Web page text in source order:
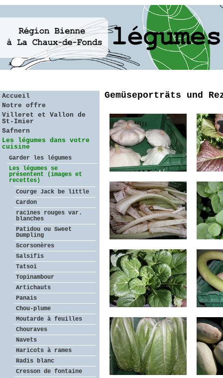
Accueil
Notre offre
Villeret et Vallon de
St-Imier
Safnern
Les légumes dans votre
cuisine
Garder les légumes
Les légumes se
présentent (images et
recettes)
Courge Jack be little
Cardon
racines rouges var.
blanches
Patidou ou Sweet
Dumpling
Scorsonères
Salsifis
Tatsoï
Topinambour
Artichauts
Panais
Chou-plume
Moutarde à feuilles
Chouraves
Navets
Haricots à rames
Radis blanc
Cresson de fontaine
Gemüseporträts und